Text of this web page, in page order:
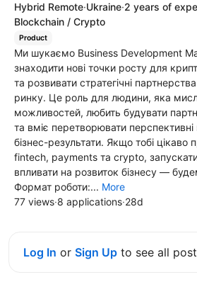
Hybrid Remote·Ukraine·2 years of
Blockchain / Crypto
Product
Ми шукаємо Business Development
знаходити нові точки росту для
та розвивати стратегічні
ринку. Це роль для людини, яка
можливостей, любить будувати
та вміє перетворювати перспективні
бізнес-результати. Якщо тобі цікаво
fintech, payments та crypto,
впливати на розвиток бізнесу —
Формат роботи:... More
77 views·8 applications·28d
Log In or Sign Up to see all